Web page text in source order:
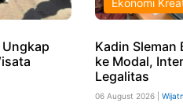
Kadin Sleman
ke Modal,
Legalitas
06 August 2026 |